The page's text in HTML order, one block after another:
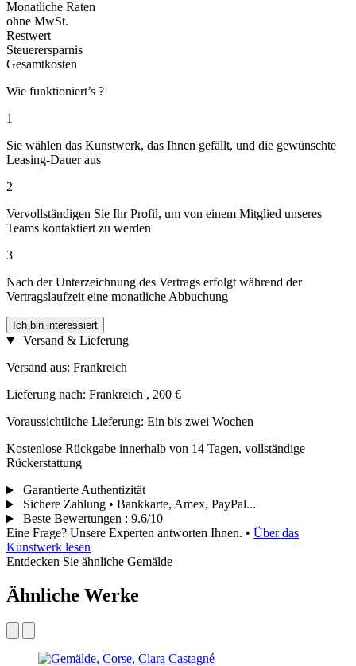
Monatliche Raten
ohne MwSt.
Restwert
Steuerersparnis
Gesamtkosten
Wie funktioniert’s ?
1
Sie wählen das Kunstwerk, das Ihnen gefällt, und die gewünschte
Leasing-Dauer aus
2
Vervollständigen Sie Ihr Profil, um von einem Mitglied unseres
Teams kontaktiert zu werden
3
Nach der Unterzeichnung des Vertrags erfolgt während der
Vertragslaufzeit eine monatliche Abbuchung
Ich bin interessiert
Versand & Lieferung
Versand aus: Frankreich
Lieferung nach: Frankreich , 200 €
Voraussichtliche Lieferung: Ein bis zwei Wochen
Kostenlose Rückgabe innerhalb von 14 Tagen, vollständige
Rückerstattung
Garantierte Authentizität
Sichere Zahlung • Bankkarte, Amex, PayPal...
Beste Bewertungen : 9.6/10
Eine Frage? Unsere Experten antworten Ihnen. • Über das
Kunstwerk lesen
Entdecken Sie ähnliche Gemälde
Ähnliche Werke